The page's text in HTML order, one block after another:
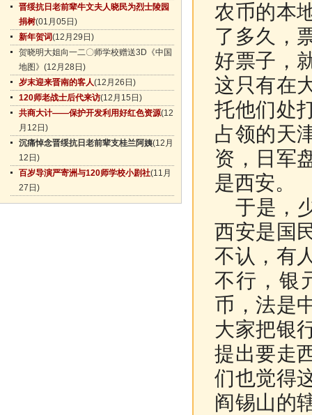
晋绥抗日老前辈牛文夫人晓民为烈士陵园
捐树(01月05日)
新年贺词(12月29日)
贺晓明大姐向一二〇师学校赠送3D《中国
地图》 (12月28日)
岁末迎来晋南的客人(12月26日)
120师老战士后代来访(12月15日)
共商大计——保护开发利用好红色资源(12
月12日)
沉痛悼念晋绥抗日老前辈支桂兰阿姨(12月
12日)
百岁导演严寄洲与120师学校小剧社(11月
27日)
农币的本
了多久，
好票子，
这只有在
托他们处
占领的天
资，日军
是西安。
于是，
西安是国
不认，有
不行，银
币，法是
大家把银
提出要走
们也觉得
阎锡山的